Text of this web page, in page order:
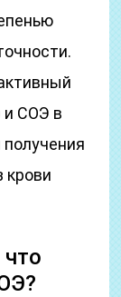
и СОЭ в
крови